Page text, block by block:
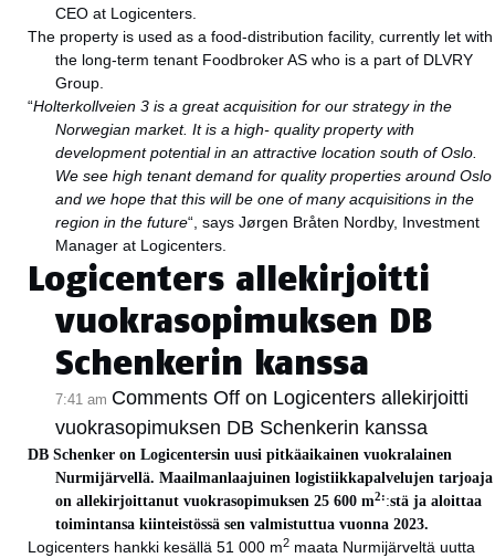
CEO at Logicenters.
The property is used as a food-distribution facility, currently let with
the long-term tenant Foodbroker AS who is a part of DLVRY
Group.
“Holterkollveien 3 is a great acquisition for our strategy in the
Norwegian market. It is a high- quality property with
development potential in an attractive location south of Oslo.
We see high tenant demand for quality properties around Oslo
and we hope that this will be one of many acquisitions in the
region in the future“, says Jørgen Bråten Nordby, Investment
Manager at Logicenters.
Logicenters allekirjoitti
vuokrasopimuksen DB
Schenkerin kanssa
7:41 am Comments Off on Logicenters allekirjoitti
vuokrasopimuksen DB Schenkerin kanssa
DB Schenker on Logicentersin uusi pitkäaikainen vuokralainen
Nurmijärvellä. Maailmanlaajuinen logistiikkapalvelujen tarjoaja
on allekirjoittanut vuokrasopimuksen 25 600 m2::stä ja aloittaa
toimintansa kiinteistössä sen valmistuttua vuonna 2023.
Logicenters hankki kesällä 51 000 m2 maata Nurmijärveltä uutta